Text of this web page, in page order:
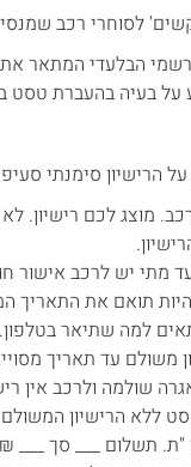
לסוחרי רכב
הבלעדי המתאר
על בעיה בהעברת
סימנתי
מוצג לכם רישיון.
מתי יש לרכב אישור
זה חייב להיות תואם
למה שתיאר בטלפון.
משולם עד תאריך
שולמה ולרכב
ללא הרישיון
"ת. תשלום ___ סך